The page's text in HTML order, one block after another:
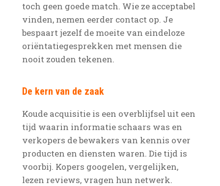
toch geen goede match. Wie ze acceptabel
vinden, nemen eerder contact op. Je
bespaart jezelf de moeite van eindeloze
oriëntatiegesprekken met mensen die
nooit zouden tekenen.
De kern van de zaak
Koude acquisitie is een overblijfsel uit een
tijd waarin informatie schaars was en
verkopers de bewakers van kennis over
producten en diensten waren. Die tijd is
voorbij. Kopers googelen, vergelijken,
lezen reviews, vragen hun netwerk.